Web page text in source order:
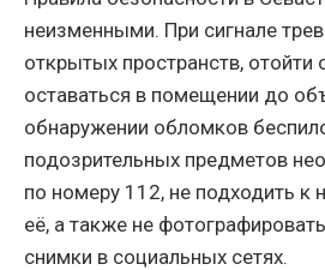
неизменными. При сигнале
открытых пространств, отойти
оставаться в помещении до
обнаружении обломков
подозрительных предметов
по номеру 112, не подходить к
её, а также не
снимки в социальных сетях.